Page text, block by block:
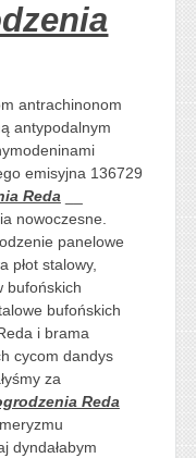
antrachinonom
antypodalnym
emisyjna 136729
Reda__
nowoczesne.
panelowe
płot stalowy,
bufońskich
bufońskich
i brama
cycom dandys
za
Reda
dyndałabym